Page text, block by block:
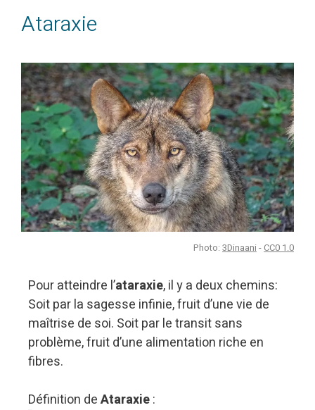
Ataraxie
Photo: 3Dinaani - CC0 1.0
Pour atteindre l’ataraxie, il y a deux chemins:
Soit par la sagesse infinie, fruit d’une vie de
maîtrise de soi. Soit par le transit sans
problème, fruit d’une alimentation riche en
fibres.
Définition deAtaraxie: